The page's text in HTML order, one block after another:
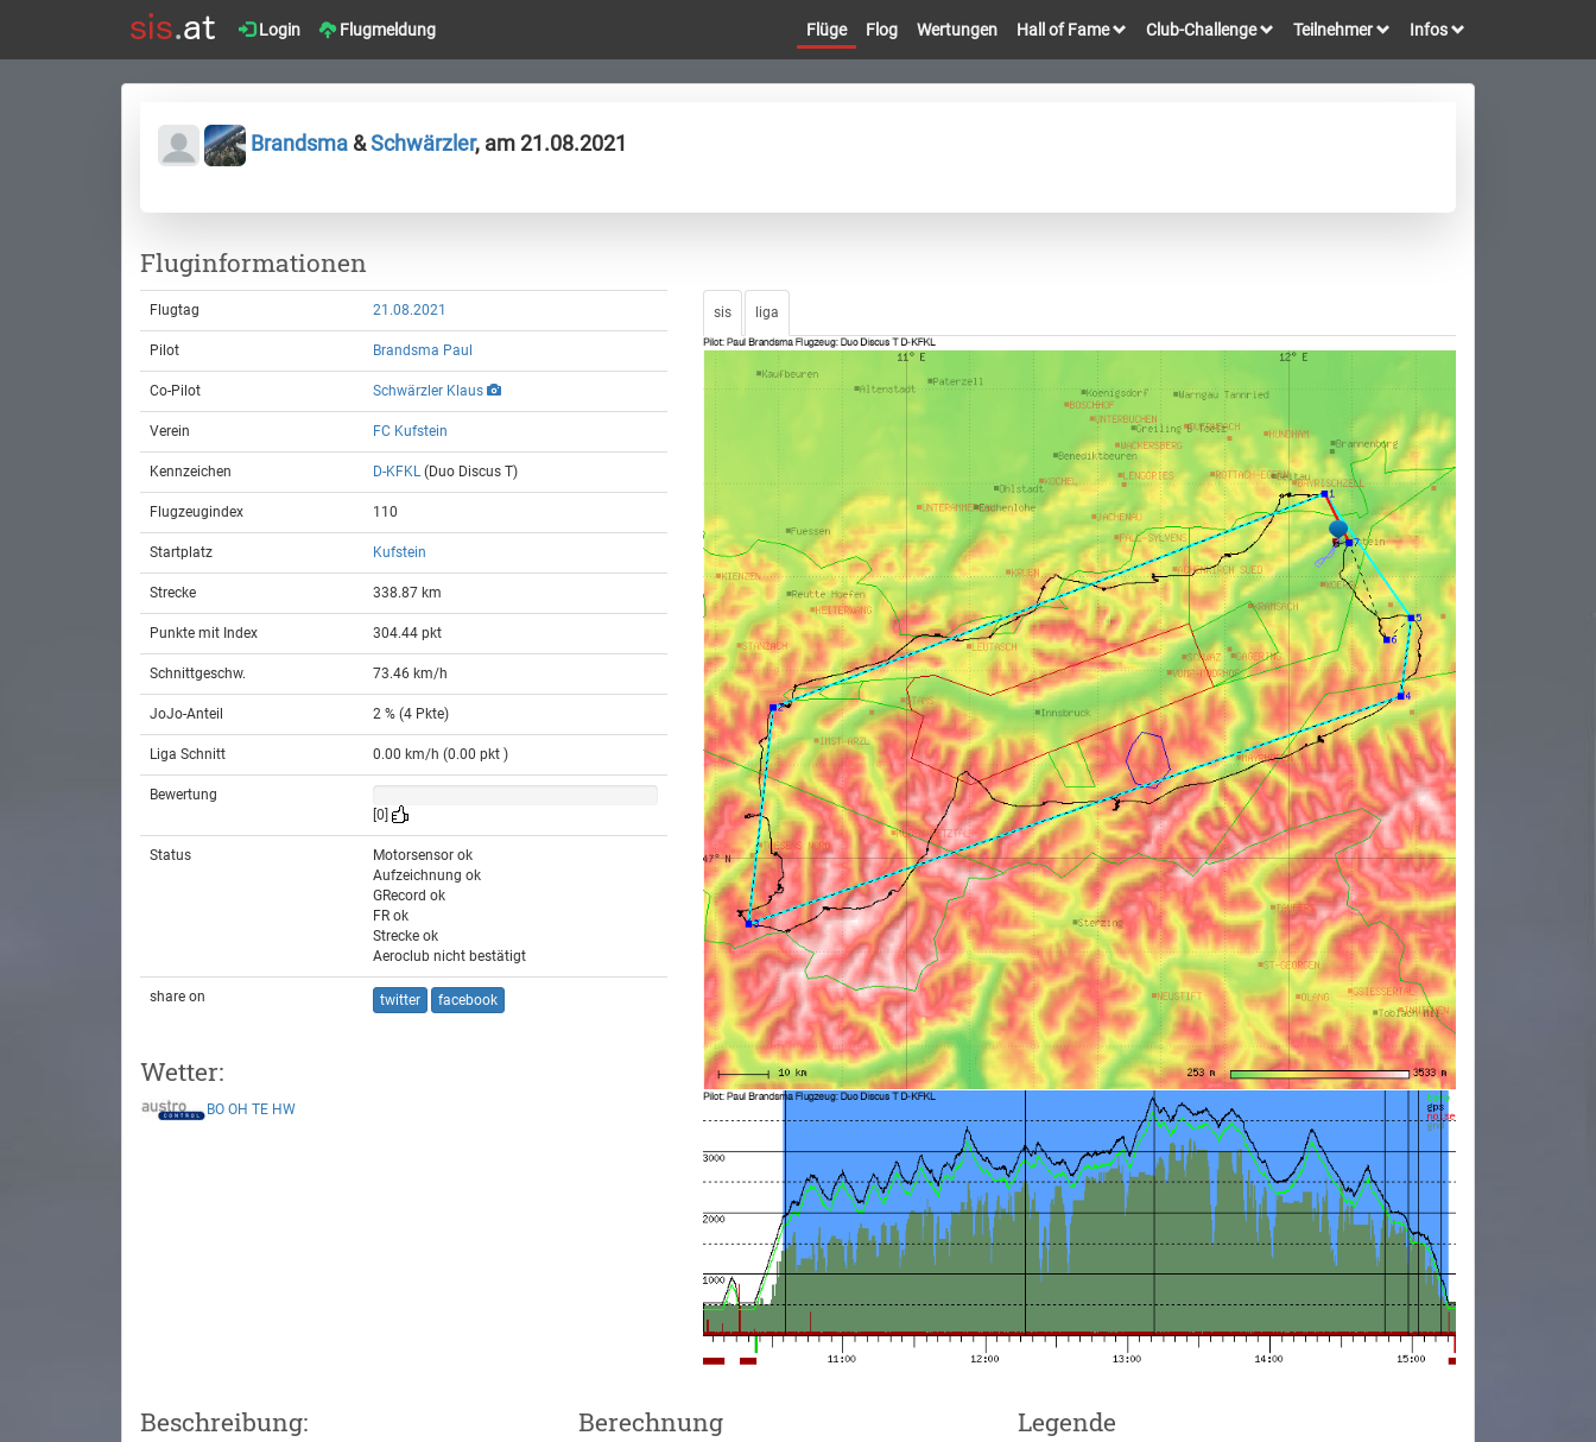
Login Flugmeldung Flüge Flog Wertungen Hall of Fame Club-Challenge Teilnehmer Infos
Brandsma &Schwärzler, am 21.08.2021
Fluginformationen
Flugtag 21.08.2021
Pilot Brandsma Paul
Co-Pilot Schwärzler Klaus
Verein FC Kufstein
Kennzeichen D-KFKL (Duo Discus T)
Flugzeugindex 110
Startplatz Kufstein
Strecke 338.87 km
Punkte mit Index 304.44 pkt
Schnittgeschw. 73.46 km/h
JoJo-Anteil 2 % (4 Pkte)
Liga Schnitt 0.00 km/h (0.00 pkt )
Bewertung
[0]
Status
Motorsensor ok
Aufzeichnung ok
GRecord ok
FR ok
Strecke ok
Aeroclub nicht bestätigt
share on twitter facebook
Wetter:
BO OH TE HW
sis liga
Beschreibung: Berechnung Legende